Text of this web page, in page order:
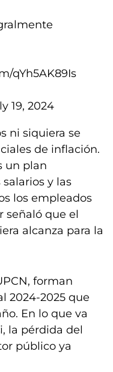
qYh5AK89Is
19, 2024
ni siquiera se
de inflación.
un plan
y las
los empleados
señaló que el
alcanza para la
forman
2024-2025 que
En lo que va
la pérdida del
público ya